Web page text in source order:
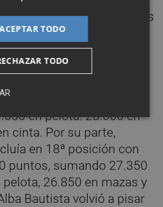
Picó y Alba Bautista en sus
de Europa se despedía
All Around que, tras
Lucía González
de la clasificación
puntos tras sumar
en pelota. 28.000 en
cinta. Por su parte,
en 18ª posición con
puntos, sumando 27.350
pelota, 26.850 en mazas y
Bautista volvió a pisar
TODO
TODO